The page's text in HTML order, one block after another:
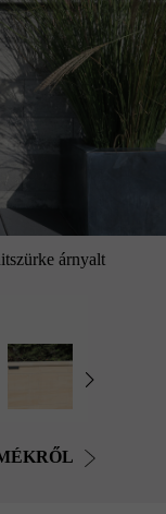
árnyalt